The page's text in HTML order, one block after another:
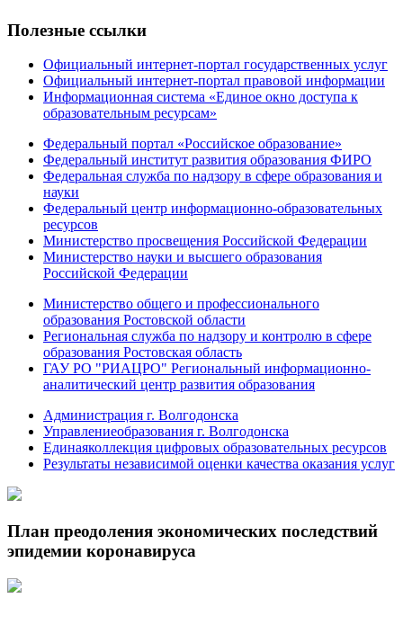
Полезные ссылки
Официальный интернет-портал государственных услуг
Официальный интернет-портал правовой информации
Информационная система «Единое окно доступа к
образовательным ресурсам»
Федеральный портал «Российское образование»
Федеральный институт развития образования ФИРО
Федеральная служба по надзору в сфере образования и
науки
Федеральный центр информационно-образовательных
ресурсов
Министерство просвещения Российской Федерации
Министерство науки и высшего образования
Российской Федерации
Министерство общего и профессионального
образования Ростовской области
Региональная служба по надзору и контролю в сфере
образования Ростовская область
ГАУ РО "РИАЦРО" Региональный информационно-
аналитический центр развития образования
Администрация г. Волгодонска
Управлениеобразования г. Волгодонска
Единаяколлекция цифровых образовательных ресурсов
Результаты независимой оценки качества оказания услуг
План преодоления экономических последствий
эпидемии коронавируса